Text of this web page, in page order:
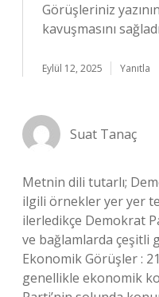
Görüşleriniz yazının
kavuşmasını
Eylül 12, 2025 Yanıtla
Suat Tanaç
Metnin dili tutarlı;
ilgili örnekler yer yer
ilerledikçe Demokrat
ve bağlamlarda çeşitli
Ekonomik Görüşler :
genellikle ekonomik